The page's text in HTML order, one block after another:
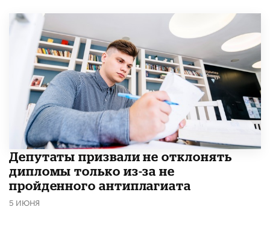
Депутаты призвали не отклонять
дипломы только из-за не
пройденного антиплагиата
5 ИЮНЯ